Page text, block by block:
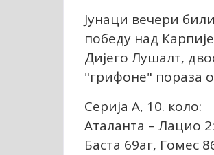
Јунаци вечери
победу над
Дијего Лушалт,
"грифоне" пораза
Серија А, 10. коло:
Аталанта – Лацио
Баста 69аг, Гомес